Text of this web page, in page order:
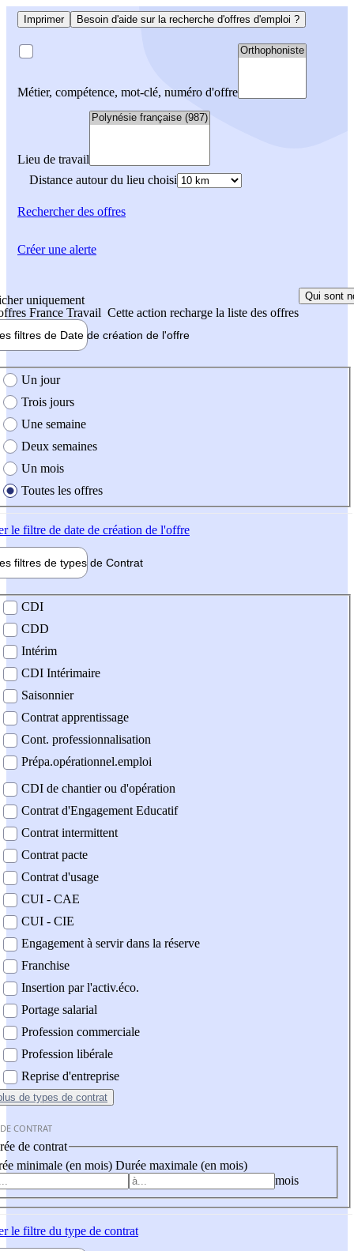
Imprimer Besoin d'aide sur la recherche d'offres d'emploi ?
Métier, compétence, mot-clé, numéro d'offre
Lieu de travail
Distance autour du lieu choisi
Rechercherdes offres
uniquement
France Travail Cette action recharge la liste des offres
Qui sont
filtres de Date de création de l'offre
création de l'offre
Un jour
Trois jours
Une semaine
Deux semaines
Un mois
Toutes les offres
le filtre de date de création de l'offre
filtres de types de Contrat
contrat
CDI
CDD
Intérim
CDI Intérimaire
Saisonnier
Contrat apprentissage
Cont. professionnalisation
Prépa.opérationnel.emploi
CDI de chantier ou d'opération
Contrat d'Engagement Educatif
Contrat intermittent
Contrat pacte
Contrat d'usage
CUI - CAE
CUI - CIE
Engagement à servir dans la réserve
Franchise
Insertion par l'activ.éco.
Portage salarial
Profession commerciale
Profession libérale
Reprise d'entreprise
de types de contrat
CONTRAT
de contrat
minimale (en mois) Durée maximale (en mois)
mois
le filtre du type de contrat
Créer une alerte